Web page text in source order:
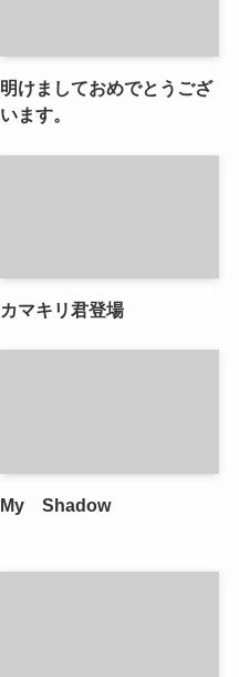
明けましておめでとうござ
います。
カマキリ君登場
My Shadow